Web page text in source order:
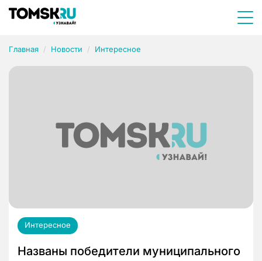
Главная Новости Интересное
Интересное
Названы победители муниципального